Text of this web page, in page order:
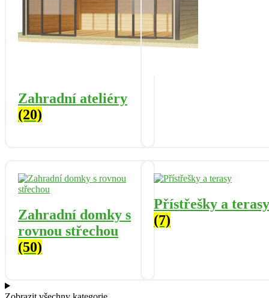
Zahradní ateliéry
(20)
Zahradní domky s
rovnou střechou
(50)
Přístřešky a terasy
(7)